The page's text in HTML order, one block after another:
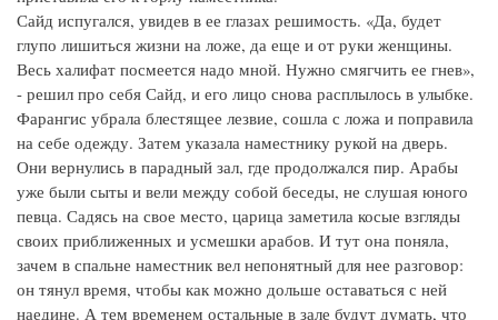
Сайд испугался, увидев в ее глазах решимость. «Да, будет
глупо лишиться жизни на ложе, да еще и от руки женщины.
Весь халифат посмеется надо мной. Нужно смягчить ее гнев»,
- решил про себя Сайд, и его лицо снова расплылось в улыбке.
Фарангис убрала блестящее лезвие, сошла с ложа и поправила
на себе одежду. Затем указала наместнику рукой на дверь.
Они вернулись в парадный зал, где продолжался пир. Арабы
уже были сыты и вели между собой беседы, не слушая юного
певца. Садясь на свое место, царица заметила косые взгляды
своих приближенных и усмешки арабов. И тут она поняла,
зачем в спальне наместник вел непонятный для нее разговор:
он тянул время, чтобы как можно дольше оставаться с ней
наедине. А тем временем остальные в зале будут думать, что